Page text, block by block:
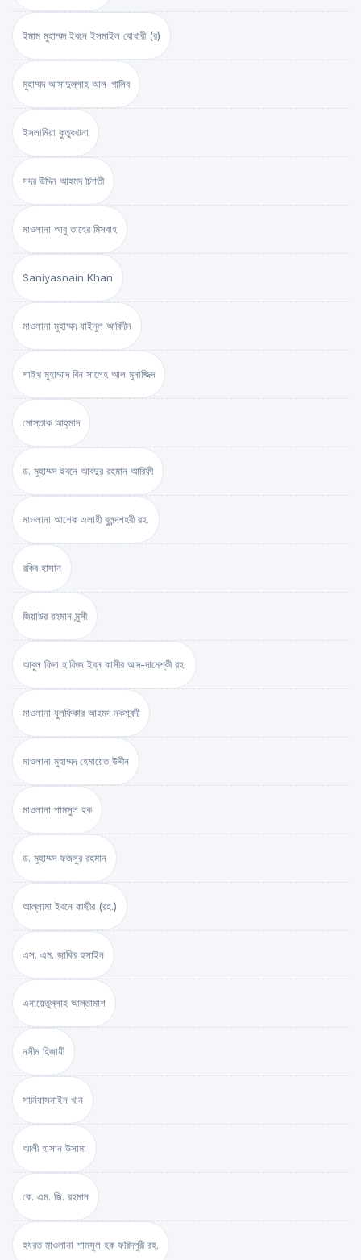
ইমাম মুহাম্মদ ইবনে ইসমাইল বোখারী (র)
মুহাম্মদ আসাদুল্লাহ আল-গালিব
ইসলামিয়া কুতুবখানা
সদর উদ্দিন আহমদ চিশতী
মাওলানা আবু তাহের মিসবাহ
Saniyasnain Khan
মাওলানা মুহাম্মদ যাইনুল আবিদীন
শাইখ মুহাম্মাদ বিন সালেহ আল মুনাজ্জিদ
মোস্তাক আহ্‌মাদ
ড. মুহাম্মদ ইবনে আবদুর রহমান আরিফী
মাওলানা আশেক এলাহী বুলন্দশহরী রহ.
রকিব হাসান
জিয়াউর রহমান মুন্সী
আবুল ফিদা হাফিজ ইব্‌ন কাসীর আদ-দামেশ্‌কী রহ.
মাওলানা যুলফিকার আহমদ নকশবন্দী
মাওলানা মুহাম্মদ হেমায়েত উদ্দীন
মাওলানা শামসুল হক
ড. মুহাম্মদ ফজলুর রহমান
আল্লামা ইবনে কাছীর (রহ.)
এস. এম. জাকির হুসাইন
এনায়েতুল্লাহ আল্‌তামাশ
নসীম হিজাযী
সানিয়াসনাইন খান
আলী হাসান উসামা
কে. এম. জি. রহমান
হযরত মাওলানা শামসুল হক ফরিদপুরী রহ.